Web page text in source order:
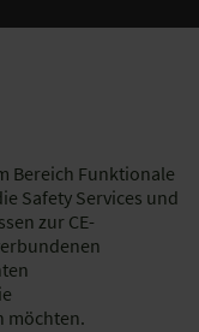
Bereich Funktionale
Safety Services und
zur CE-
möchten.